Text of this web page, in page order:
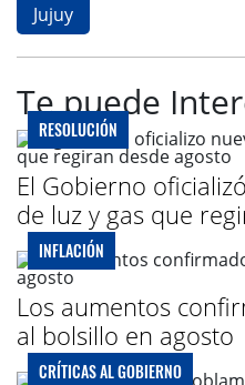
Jujuy
Te puede
RESOLUCIÓN
El Gobierno
de luz y gas que
INFLACIÓN
Los aumentos
al bolsillo en agosto
CRÍTICAS AL GOBIERNO